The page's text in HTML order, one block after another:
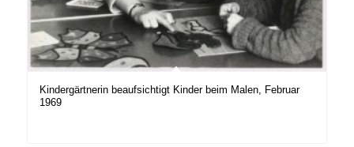
Kindergärtnerin beaufsichtigt Kinder beim Malen, Februar
1969